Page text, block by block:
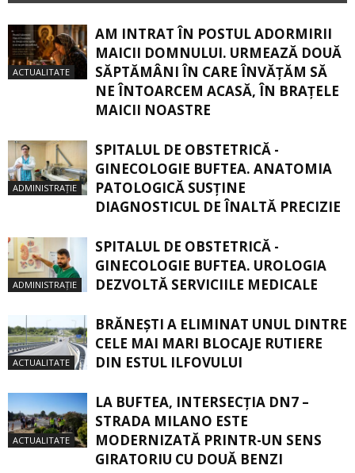
ACTUALITATE
AM INTRAT ÎN POSTUL ADORMIRII
MAICII DOMNULUI. URMEAZĂ DOUĂ
SĂPTĂMÂNI ÎN CARE ÎNVĂŢĂM SĂ
NE ÎNTOARCEM ACASĂ, ÎN BRAŢELE
MAICII NOASTRE
ADMINISTRAȚIE
SPITALUL DE OBSTETRICĂ -
GINECOLOGIE BUFTEA. ANATOMIA
PATOLOGICĂ SUSŢINE
DIAGNOSTICUL DE ÎNALTĂ PRECIZIE
ADMINISTRAȚIE
SPITALUL DE OBSTETRICĂ -
GINECOLOGIE BUFTEA. UROLOGIA
DEZVOLTĂ SERVICIILE MEDICALE
ACTUALITATE
BRĂNEȘTI A ELIMINAT UNUL DINTRE
CELE MAI MARI BLOCAJE RUTIERE
DIN ESTUL ILFOVULUI
ACTUALITATE
LA BUFTEA, INTERSECŢIA DN7 –
STRADA MILANO ESTE
MODERNIZATĂ PRINTR-UN SENS
GIRATORIU CU DOUĂ BENZI